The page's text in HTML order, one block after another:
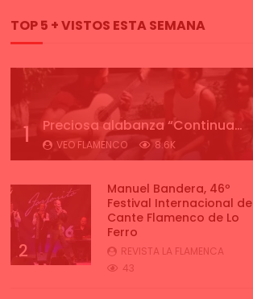
TOP 5 + VISTOS ESTA SEMANA
1 Preciosa alabanza “Continua” cantada por ALBA CORTES acompañada de IVAN a la guitarra | VEOFLAMENCO
VEO FLAMENCO 8.6K
2
Manuel Bandera, 46º
Festival Internacional de
Cante Flamenco de Lo
Ferro
REVISTA LA FLAMENCA
43